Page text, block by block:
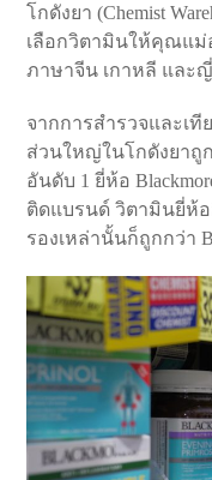
โกดังยา (Chemist
เลือกวิตามินให้คุณแม่
ภาษาจีน เกาหลี และ
จากการสำรวจและเ
ส่วนใหญ่ในโกดังยาถู
อันดับ 1 ยี่ห้อ
ติดแบรนด์ วิตามินยี่ห้
รองเหล่านั้นก็ถูกกว่า